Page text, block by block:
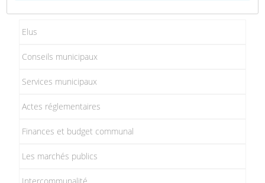
Elus
Conseils municipaux
Services municipaux
Actes réglementaires
Finances et budget communal
Les marchés publics
Intercommunalité